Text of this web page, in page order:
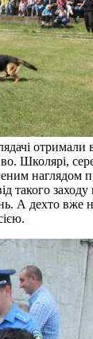
отримали
Школярі,
наглядом
такого
А дехто вже